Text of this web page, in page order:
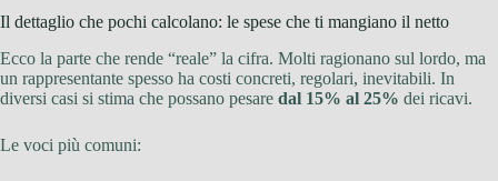
Il dettaglio che pochi calcolano: le spese che ti mangiano il netto
Ecco la parte che rende “reale” la cifra. Molti ragionano sul lordo, ma
un rappresentante spesso ha costi concreti, regolari, inevitabili. In
diversi casi si stima che possano pesare dal 15% al 25% dei ricavi.
Le voci più comuni: